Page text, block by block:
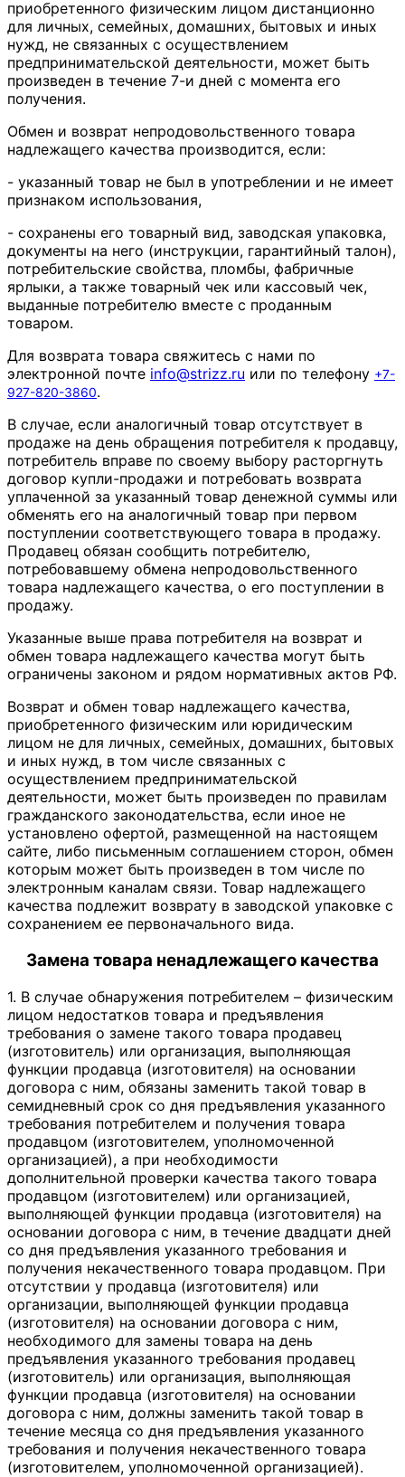
приобретенного физическим лицом дистанционно
для личных, семейных, домашних, бытовых и иных
нужд, не связанных с осуществлением
предпринимательской деятельности, может быть
произведен в течение 7-и дней с момента его
получения.
Обмен и возврат непродовольственного товара
надлежащего качества производится, если:
- указанный товар не был в употреблении и не имеет
признаком использования,
- сохранены его товарный вид, заводская упаковка,
документы на него (инструкции, гарантийный талон),
потребительские свойства, пломбы, фабричные
ярлыки, а также товарный чек или кассовый чек,
выданные потребителю вместе с проданным
товаром.
Для возврата товара свяжитесь с нами по
электронной почте info@strizz.ru или по телефону +7-
927-820-3860.
В случае, если аналогичный товар отсутствует в
продаже на день обращения потребителя к продавцу,
потребитель вправе по своему выбору расторгнуть
договор купли-продажи и потребовать возврата
уплаченной за указанный товар денежной суммы или
обменять его на аналогичный товар при первом
поступлении соответствующего товара в продажу.
Продавец обязан сообщить потребителю,
потребовавшему обмена непродовольственного
товара надлежащего качества, о его поступлении в
продажу.
Указанные выше права потребителя на возврат и
обмен товара надлежащего качества могут быть
ограничены законом и рядом нормативных актов РФ.
Возврат и обмен товар надлежащего качества,
приобретенного физическим или юридическим
лицом не для личных, семейных, домашних, бытовых
и иных нужд, в том числе связанных с
осуществлением предпринимательской
деятельности, может быть произведен по правилам
гражданского законодательства, если иное не
установлено офертой, размещенной на настоящем
сайте, либо письменным соглашением сторон, обмен
которым может быть произведен в том числе по
электронным каналам связи. Товар надлежащего
качества подлежит возврату в заводской упаковке с
сохранением ее первоначального вида.
Замена товара ненадлежащего качества
1. В случае обнаружения потребителем – физическим
лицом недостатков товара и предъявления
требования о замене такого товара продавец
(изготовитель) или организация, выполняющая
функции продавца (изготовителя) на основании
договора с ним, обязаны заменить такой товар в
семидневный срок со дня предъявления указанного
требования потребителем и получения товара
продавцом (изготовителем, уполномоченной
организацией), а при необходимости
дополнительной проверки качества такого товара
продавцом (изготовителем) или организацией,
выполняющей функции продавца (изготовителя) на
основании договора с ним, в течение двадцати дней
со дня предъявления указанного требования и
получения некачественного товара продавцом. При
отсутствии у продавца (изготовителя) или
организации, выполняющей функции продавца
(изготовителя) на основании договора с ним,
необходимого для замены товара на день
предъявления указанного требования продавец
(изготовитель) или организация, выполняющая
функции продавца (изготовителя) на основании
договора с ним, должны заменить такой товар в
течение месяца со дня предъявления указанного
требования и получения некачественного товара
(изготовителем, уполномоченной организацией).